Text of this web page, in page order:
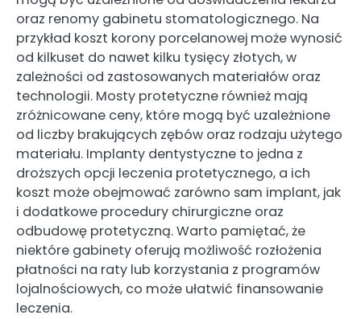
oraz renomy gabinetu stomatologicznego. Na
przykład koszt korony porcelanowej może wynosić
od kilkuset do nawet kilku tysięcy złotych, w
zależności od zastosowanych materiałów oraz
technologii. Mosty protetyczne również mają
zróżnicowane ceny, które mogą być uzależnione
od liczby brakujących zębów oraz rodzaju użytego
materiału. Implanty dentystyczne to jedna z
droższych opcji leczenia protetycznego, a ich
koszt może obejmować zarówno sam implant, jak
i dodatkowe procedury chirurgiczne oraz
odbudowę protetyczną. Warto pamiętać, że
niektóre gabinety oferują możliwość rozłożenia
płatności na raty lub korzystania z programów
lojalnościowych, co może ułatwić finansowanie
leczenia.